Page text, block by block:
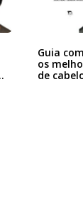
Guia
os
de